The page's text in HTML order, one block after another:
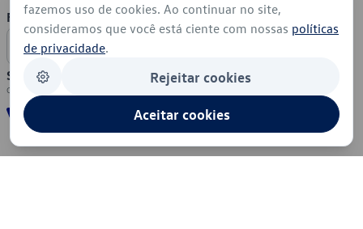
Formas de Pagamento
Segurança
fazemos uso de cookies. Ao continuar no site,
consideramos que você está ciente com nossas políticas
de privacidade.
Rejeitar cookies
Aceitar cookies